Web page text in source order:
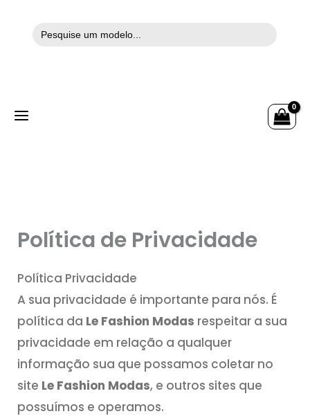
Política de Privacidade
Política Privacidade
A sua privacidade é importante para nós. É
política da Le Fashion Modas respeitar a sua
privacidade em relação a qualquer
informação sua que possamos coletar no
site Le Fashion Modas, e outros sites que
possuímos e operamos.